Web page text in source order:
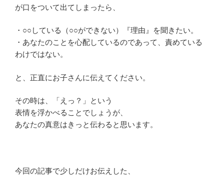
が口をついて出てしまったら、
・○○している（○○ができない）『理由』を聞きたい。
・あなたのことを心配しているのであって、責めている
わけではない。
と、正直にお子さんに伝えてください。
その時は、「えっ？」という
表情を浮かべることでしょうが、
あなたの真意はきっと伝わると思います。
今回の記事で少しだけお伝えした、